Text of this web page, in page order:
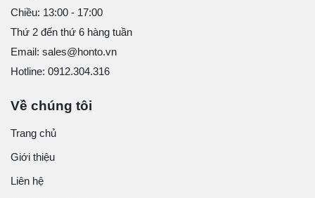
Chiều: 13:00 - 17:00
Thứ 2 đến thứ 6 hàng tuần
Email: sales@honto.vn
Hotline: 0912.304.316
Về chúng tôi
Trang chủ
Giới thiệu
Liên hệ